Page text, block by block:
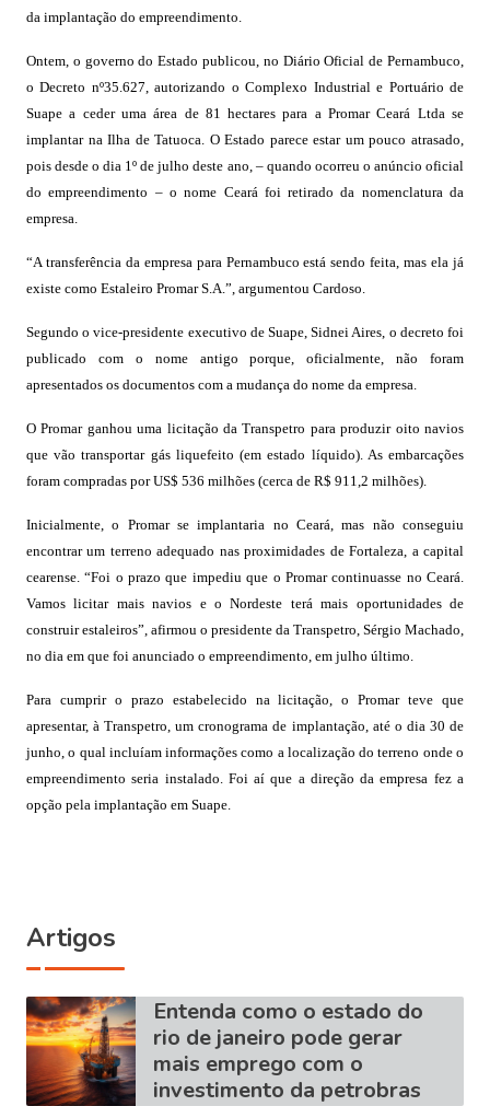
da implantação do empreendimento.
Ontem, o governo do Estado publicou, no Diário Oficial de Pernambuco,
o Decreto nº35.627, autorizando o Complexo Industrial e Portuário de
Suape a ceder uma área de 81 hectares para a Promar Ceará Ltda se
implantar na Ilha de Tatuoca. O Estado parece estar um pouco atrasado,
pois desde o dia 1º de julho deste ano, – quando ocorreu o anúncio oficial
do empreendimento – o nome Ceará foi retirado da nomenclatura da
empresa.
“A transferência da empresa para Pernambuco está sendo feita, mas ela já
existe como Estaleiro Promar S.A.”, argumentou Cardoso.
Segundo o vice-presidente executivo de Suape, Sidnei Aires, o decreto foi
publicado com o nome antigo porque, oficialmente, não foram
apresentados os documentos com a mudança do nome da empresa.
O Promar ganhou uma licitação da Transpetro para produzir oito navios
que vão transportar gás liquefeito (em estado líquido). As embarcações
foram compradas por US$ 536 milhões (cerca de R$ 911,2 milhões).
Inicialmente, o Promar se implantaria no Ceará, mas não conseguiu
encontrar um terreno adequado nas proximidades de Fortaleza, a capital
cearense. “Foi o prazo que impediu que o Promar continuasse no Ceará.
Vamos licitar mais navios e o Nordeste terá mais oportunidades de
construir estaleiros”, afirmou o presidente da Transpetro, Sérgio Machado,
no dia em que foi anunciado o empreendimento, em julho último.
Para cumprir o prazo estabelecido na licitação, o Promar teve que
apresentar, à Transpetro, um cronograma de implantação, até o dia 30 de
junho, o qual incluíam informações como a localização do terreno onde o
empreendimento seria instalado. Foi aí que a direção da empresa fez a
opção pela implantação em Suape.
Artigos
Entenda como o estado do
rio de janeiro pode gerar
mais emprego com o
investimento da petrobras